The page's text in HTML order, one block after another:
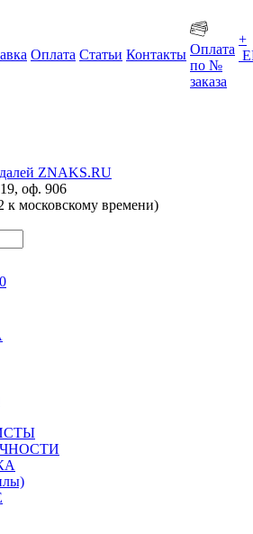
Оплата Статьи Контакты Оплата
по №
заказа
+
оф. 906
московскому времени)
0